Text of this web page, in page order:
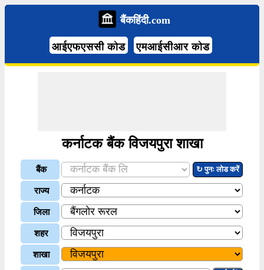
बैंकहिंदी.com
आईएफएससी कोड एमआईसीआर कोड
कर्नाटक बैंक विजयपुरा शाखा
बैंक ↻ पुनः लोड करें
राज्य
जिला
शहर
शाखा